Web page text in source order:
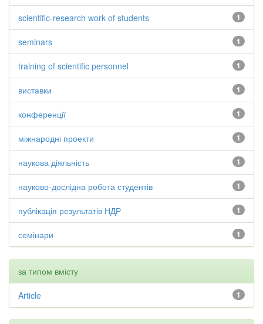
1
scientific-research work of students
1
seminars
1
training of scientific personnel
1
виставки
1
конференції
1
міжнародні проекти
1
наукова діяльність
1
науково-дослідна робота студентів
1
публікація результатів НДР
1
семінари
за типом вмісту
1
Article